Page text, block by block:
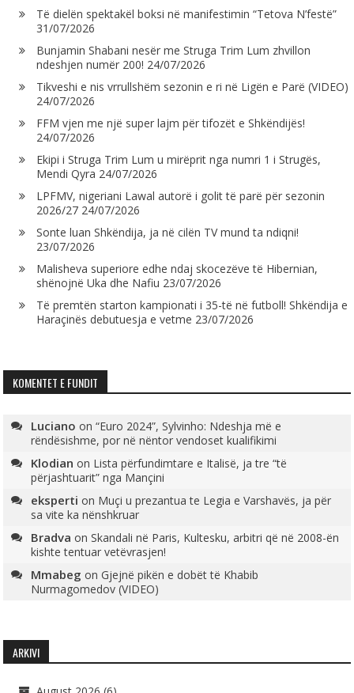
Të dielën spektakël boksi në manifestimin “Tetova N’festë”
31/07/2026
Bunjamin Shabani nesër me Struga Trim Lum zhvillon
ndeshjen numër 200! 24/07/2026
Tikveshi e nis vrrullshëm sezonin e ri në Ligën e Parë (VIDEO)
24/07/2026
FFM vjen me një super lajm për tifozët e Shkëndijës!
24/07/2026
Ekipi i Struga Trim Lum u mirëprit nga numri 1 i Strugës,
Mendi Qyra 24/07/2026
LPFMV, nigeriani Lawal autorë i golit të parë për sezonin
2026/27 24/07/2026
Sonte luan Shkëndija, ja në cilën TV mund ta ndiqni!
23/07/2026
Malisheva superiore edhe ndaj skocezëve të Hibernian,
shënojnë Uka dhe Nafiu 23/07/2026
Të premtën starton kampionati i 35-të në futboll! Shkëndija e
Haraçinës debutuesja e vetme 23/07/2026
KOMENTET E FUNDIT
Luciano on“Euro 2024”, Sylvinho: Ndeshja më e
rëndësishme, por në nëntor vendoset kualifikimi
Klodian on Lista përfundimtare e Italisë, ja tre “të
përjashtuarit” nga Mançini
eksperti on Muçi u prezantua te Legia e Varshavës, ja për
sa vite ka nënshkruar
Bradva onSkandali në Paris, Kultesku, arbitri që në 2008-ën
kishte tentuar vetëvrasjen!
Mmabeg onGjejnë pikën e dobët të Khabib
Nurmagomedov (VIDEO)
ARKIVI